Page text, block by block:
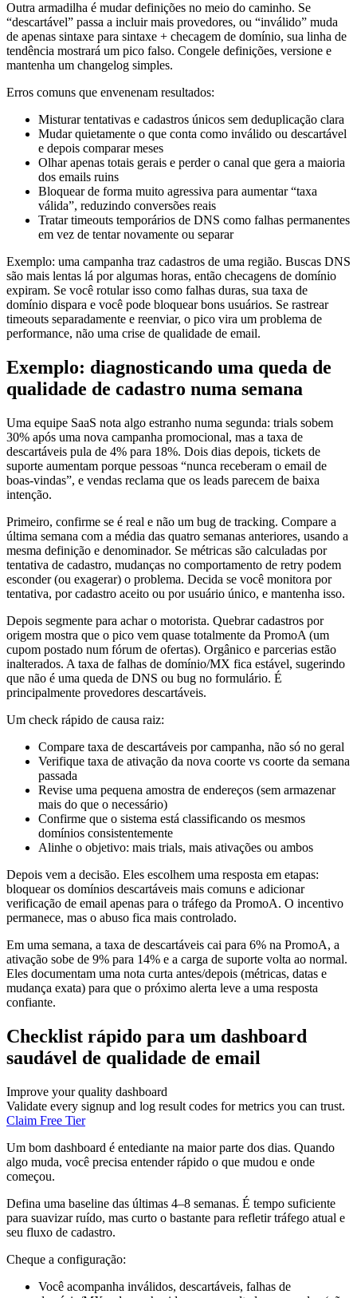
Outra armadilha é mudar definições no meio do caminho. Se
“descartável” passa a incluir mais provedores, ou “inválido” muda
de apenas sintaxe para sintaxe + checagem de domínio, sua linha de
tendência mostrará um pico falso. Congele definições, versione e
mantenha um changelog simples.
Erros comuns que envenenam resultados:
Misturar tentativas e cadastros únicos sem deduplicação clara
Mudar quietamente o que conta como inválido ou descartável
e depois comparar meses
Olhar apenas totais gerais e perder o canal que gera a maioria
dos emails ruins
Bloquear de forma muito agressiva para aumentar “taxa
válida”, reduzindo conversões reais
Tratar timeouts temporários de DNS como falhas permanentes
em vez de tentar novamente ou separar
Exemplo: uma campanha traz cadastros de uma região. Buscas DNS
são mais lentas lá por algumas horas, então checagens de domínio
expiram. Se você rotular isso como falhas duras, sua taxa de
domínio dispara e você pode bloquear bons usuários. Se rastrear
timeouts separadamente e reenviar, o pico vira um problema de
performance, não uma crise de qualidade de email.
Exemplo: diagnosticando uma queda de
qualidade de cadastro numa semana
Uma equipe SaaS nota algo estranho numa segunda: trials sobem
30% após uma nova campanha promocional, mas a taxa de
descartáveis pula de 4% para 18%. Dois dias depois, tickets de
suporte aumentam porque pessoas “nunca receberam o email de
boas-vindas”, e vendas reclama que os leads parecem de baixa
intenção.
Primeiro, confirme se é real e não um bug de tracking. Compare a
última semana com a média das quatro semanas anteriores, usando a
mesma definição e denominador. Se métricas são calculadas por
tentativa de cadastro, mudanças no comportamento de retry podem
esconder (ou exagerar) o problema. Decida se você monitora por
tentativa, por cadastro aceito ou por usuário único, e mantenha isso.
Depois segmente para achar o motorista. Quebrar cadastros por
origem mostra que o pico vem quase totalmente da PromoA (um
cupom postado num fórum de ofertas). Orgânico e parcerias estão
inalterados. A taxa de falhas de domínio/MX fica estável, sugerindo
que não é uma queda de DNS ou bug no formulário. É
principalmente provedores descartáveis.
Um check rápido de causa raiz:
Compare taxa de descartáveis por campanha, não só no geral
Verifique taxa de ativação da nova coorte vs coorte da semana
passada
Revise uma pequena amostra de endereços (sem armazenar
mais do que o necessário)
Confirme que o sistema está classificando os mesmos
domínios consistentemente
Alinhe o objetivo: mais trials, mais ativações ou ambos
Depois vem a decisão. Eles escolhem uma resposta em etapas:
bloquear os domínios descartáveis mais comuns e adicionar
verificação de email apenas para o tráfego da PromoA. O incentivo
permanece, mas o abuso fica mais controlado.
Em uma semana, a taxa de descartáveis cai para 6% na PromoA, a
ativação sobe de 9% para 14% e a carga de suporte volta ao normal.
Eles documentam uma nota curta antes/depois (métricas, datas e
mudança exata) para que o próximo alerta leve a uma resposta
confiante.
Checklist rápido para um dashboard
saudável de qualidade de email
Improve your quality dashboard
Validate every signup and log result codes for metrics you can trust.
Claim Free Tier
Um bom dashboard é entediante na maior parte dos dias. Quando
algo muda, você precisa entender rápido o que mudou e onde
começou.
Defina uma baseline das últimas 4–8 semanas. É tempo suficiente
para suavizar ruído, mas curto o bastante para refletir tráfego atual e
seu fluxo de cadastro.
Cheque a configuração:
Você acompanha inválidos, descartáveis, falhas de